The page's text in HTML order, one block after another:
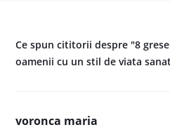
Ce spun cititorii despre "8
oamenii cu un stil de viata
voronca maria